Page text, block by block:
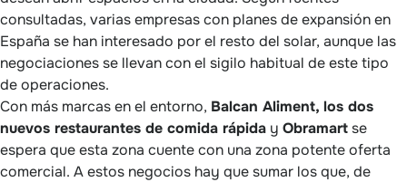
consultadas, varias empresas con planes de expansión en
España se han interesado por el resto del solar, aunque las
negociaciones se llevan con el sigilo habitual de este tipo
de operaciones.
Con más marcas en el entorno, Balcan Aliment, los dos
nuevos restaurantes de comida rápida y Obramart se
espera que esta zona cuente con una zona potente oferta
comercial. A estos negocios hay que sumar los que, de